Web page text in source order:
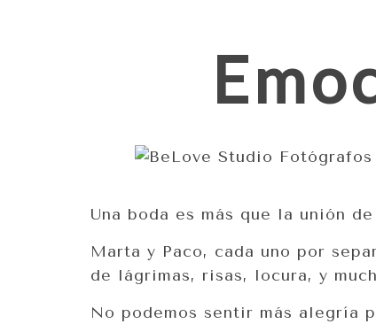
Una boda es más que la unión
Marta y Paco, cada uno por
de lágrimas, risas, locura, y
No podemos sentir más alegría